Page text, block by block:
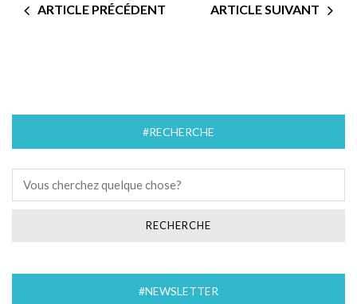
ARTICLE PRÉCÉDENT ARTICLE SUIVANT
#RECHERCHE
#NEWSLETTER